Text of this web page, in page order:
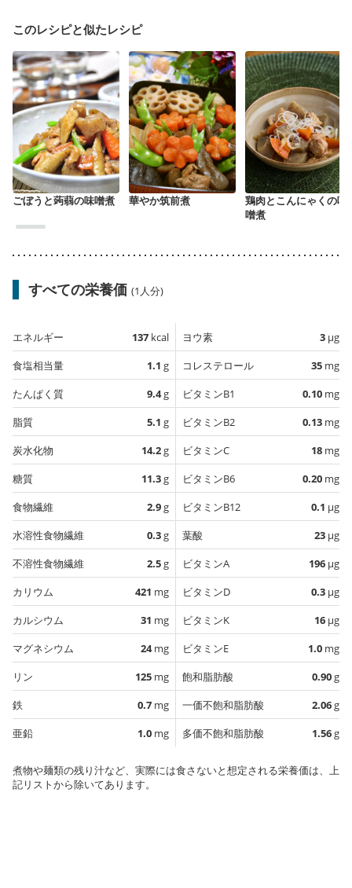
このレシピと似たレシピ
ごぼうと蒟蒻の味噌煮 華やか筑前煮
鶏肉とこんにゃくの味
噌煮
すべての栄養価 (1人分)
エネルギー 137 kcal
食塩相当量
1.1 g
たんぱく質
9.4g
脂質
5.1 g
炭水化物
14.2g
糖質
11.3g
食物繊維
2.9g
水溶性食物繊維
0.3g
不溶性食物繊維
2.5g
カリウム
421 mg
カルシウム
31 mg
マグネシウム
24mg
リン
125 mg
鉄
0.7 mg
亜鉛
1.0 mg
ヨウ素 3 µg
コレステロール
35 mg
ビタミンB1
0.10 mg
ビタミンB2
0.13 mg
ビタミンC
18 mg
ビタミンB6
0.20 mg
ビタミンB12
0.1 µg
葉酸
23 µg
ビタミンA
196 µg
ビタミンD
0.3 µg
ビタミンK
16 µg
ビタミンE
1.0 mg
飽和脂肪酸
0.90g
一価不飽和脂肪酸
2.06g
多価不飽和脂肪酸
1.56g
煮物や麺類の残り汁など、実際には食さないと想定される栄養価は、上
記リストから除いてあります。